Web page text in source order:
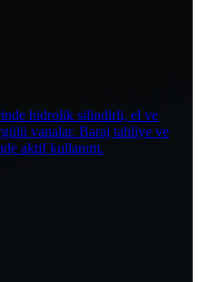
hidrolik silindirli, el ve
vanalar. Baraj tahliye ve
aktif kullanım.